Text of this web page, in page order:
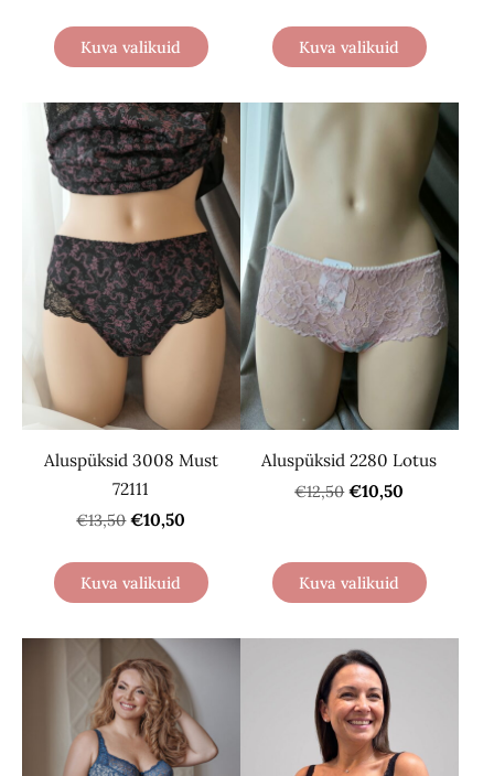
Kuva valikuid Kuva valikuid
Aluspüksid 3008 Must
72111
€13,50 €10,50
Kuva valikuid
Aluspüksid 2280 Lotus
€12,50 €10,50
Kuva valikuid